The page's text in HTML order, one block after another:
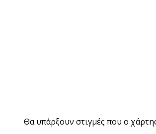
Θα υπάρξουν στιγμές που ο